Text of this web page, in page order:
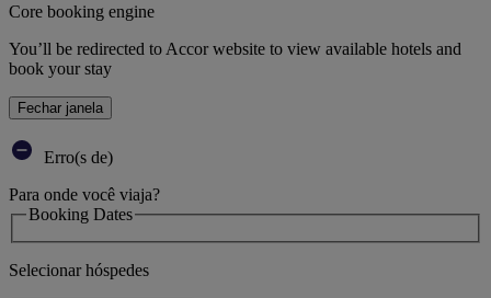
Core booking engine
You’ll be redirected to Accor website to view available hotels and
book your stay
Fechar janela
Erro(s de)
Para onde você viaja?
Booking Dates
Selecionar hóspedes